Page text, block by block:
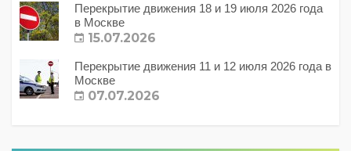
Перекрытие движения 18 и 19 июля 2026 года
в Москве
15.07.2026
Перекрытие движения 11 и 12 июля 2026 года в
Москве
07.07.2026